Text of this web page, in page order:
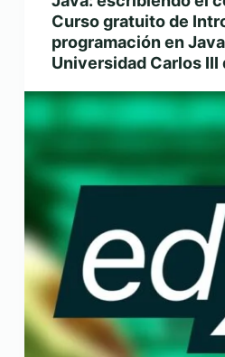
Curso gratuito de
programación en
Universidad Carlos III